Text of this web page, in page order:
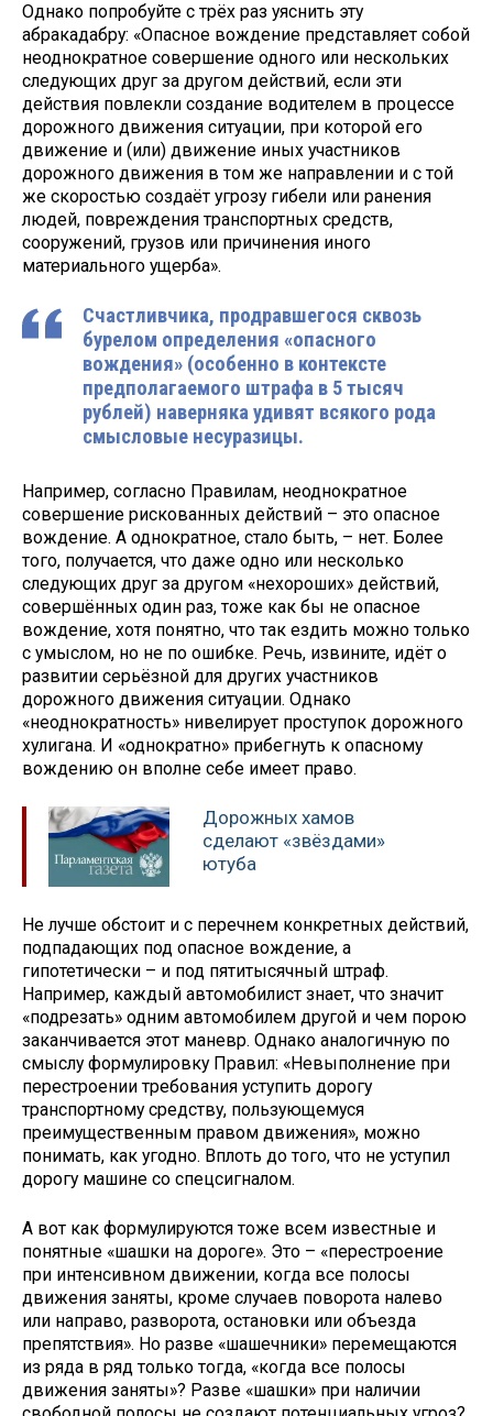
Однако попробуйте с трёх раз уяснить эту
абракадабру: «Опасное вождение представляет собой
неоднократное совершение одного или нескольких
следующих друг за другом действий, если эти
действия повлекли создание водителем в процессе
дорожного движения ситуации, при которой его
движение и (или) движение иных участников
дорожного движения в том же направлении и с той
же скоростью создаёт угрозу гибели или ранения
людей, повреждения транспортных средств,
сооружений, грузов или причинения иного
материального ущерба».
Счастливчика, продравшегося сквозь
бурелом определения «опасного
вождения» (особенно в контексте
предполагаемого штрафа в 5 тысяч
рублей) наверняка удивят всякого рода
смысловые несуразицы.
Например, согласно Правилам, неоднократное
совершение рискованных действий – это опасное
вождение. А однократное, стало быть, – нет. Более
того, получается, что даже одно или несколько
следующих друг за другом «нехороших» действий,
совершённых один раз, тоже как бы не опасное
вождение, хотя понятно, что так ездить можно только
с умыслом, но не по ошибке. Речь, извините, идёт о
развитии серьёзной для других участников
дорожного движения ситуации. Однако
«неоднократность» нивелирует проступок дорожного
хулигана. И «однократно» прибегнуть к опасному
вождению он вполне себе имеет право.
Дорожных хамов
сделают «звёздами»
ютуба
Не лучше обстоит и с перечнем конкретных действий,
подпадающих под опасное вождение, а
гипотетически – и под пятитысячный штраф.
Например, каждый автомобилист знает, что значит
«подрезать» одним автомобилем другой и чем порою
заканчивается этот маневр. Однако аналогичную по
смыслу формулировку Правил: «Невыполнение при
перестроении требования уступить дорогу
транспортному средству, пользующемуся
преимущественным правом движения», можно
понимать, как угодно. Вплоть до того, что не уступил
дорогу машине со спецсигналом.
А вот как формулируются тоже всем известные и
понятные «шашки на дороге». Это – «перестроение
при интенсивном движении, когда все полосы
движения заняты, кроме случаев поворота налево
или направо, разворота, остановки или объезда
препятствия». Но разве «шашечники» перемещаются
из ряда в ряд только тогда, «когда все полосы
движения заняты»? Разве «шашки» при наличии